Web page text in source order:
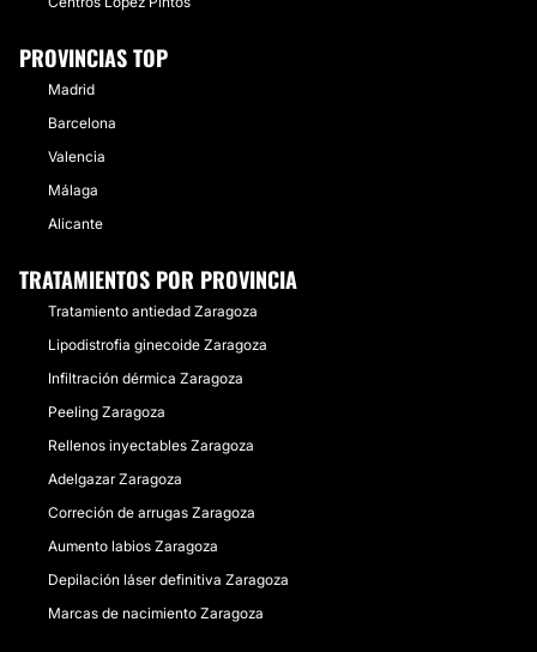
PROVINCIAS TOP
Madrid
Barcelona
Valencia
Málaga
Alicante
TRATAMIENTOS POR PROVINCIA
Tratamiento antiedad Zaragoza
Lipodistrofia ginecoide Zaragoza
Infiltración dérmica Zaragoza
Peeling Zaragoza
Rellenos inyectables Zaragoza
Adelgazar Zaragoza
Correción de arrugas Zaragoza
Aumento labios Zaragoza
Depilación láser definitiva Zaragoza
Marcas de nacimiento Zaragoza